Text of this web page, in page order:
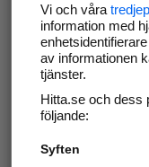
kunder i ditt
Uppdatera
Svara på
Vi och våra
information med
av informationen
tjänster.
Hitta.se och dess
följande:
Syften